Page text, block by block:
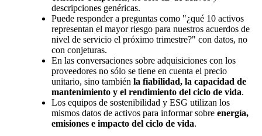
descripciones genéricas.
Puede responder a preguntas como "¿qué 10 activos
representan el mayor riesgo para nuestros acuerdos de
nivel de servicio el próximo trimestre?" con datos, no
con conjeturas.
En las conversaciones sobre adquisiciones con los
proveedores no sólo se tiene en cuenta el precio
unitario, sino también la fiabilidad, la capacidad de
mantenimiento y el rendimiento del ciclo de vida.
Los equipos de sostenibilidad y ESG utilizan los
mismos datos de activos para informar sobre energía,
emisiones e impacto del ciclo de vida.